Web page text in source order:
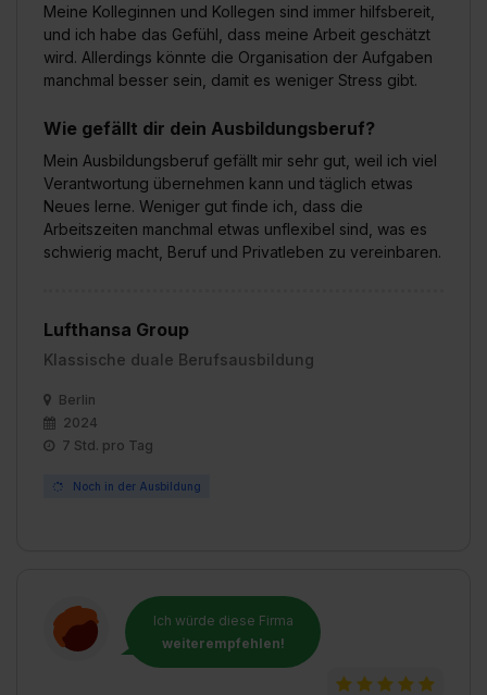
Meine Kolleginnen und Kollegen sind immer hilfsbereit,
und ich habe das Gefühl, dass meine Arbeit geschätzt
wird. Allerdings könnte die Organisation der Aufgaben
manchmal besser sein, damit es weniger Stress gibt.
Wie gefällt dir dein Ausbildungsberuf?
Mein Ausbildungsberuf gefällt mir sehr gut, weil ich viel
Verantwortung übernehmen kann und täglich etwas
Neues lerne. Weniger gut finde ich, dass die
Arbeitszeiten manchmal etwas unflexibel sind, was es
schwierig macht, Beruf und Privatleben zu vereinbaren.
Lufthansa Group
Klassische duale Berufsausbildung
Berlin
2024
7 Std. pro Tag
Noch in der Ausbildung
Ich würde diese Firma
weiterempfehlen!